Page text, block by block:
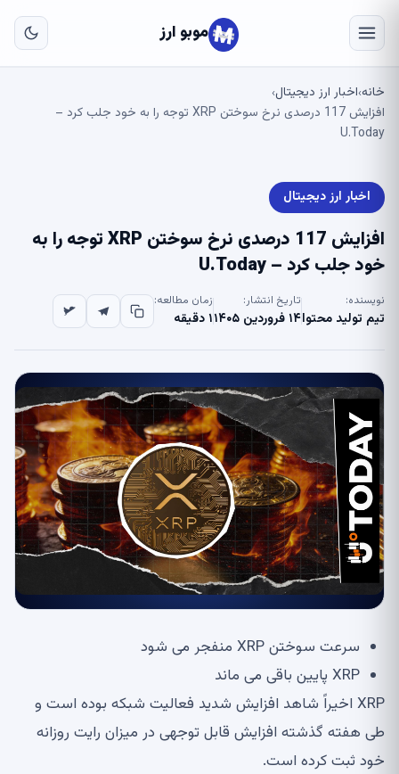
موبو ارز
خانه›اخبار ارز دیجیتال›
افزایش 117 درصدی نرخ سوختن XRP توجه را به خود جلب کرد –
U.Today
اخبار ارز دیجیتال
افزایش 117 درصدی نرخ سوختن XRP توجه را به
خود جلب کرد – U.Today
نویسنده:
تیم تولید محتوا
تاریخ انتشار:
۱۴ فروردین ۱۴۰۵
زمان مطالعه:
۱ دقیقه
سرعت سوختن XRP منفجر می شود
XRP پایین باقی می ماند
XRP اخیراً شاهد افزایش شدید فعالیت شبکه بوده است و
طی هفته گذشته افزایش قابل توجهی در میزان رایت روزانه
خود ثبت کرده است.